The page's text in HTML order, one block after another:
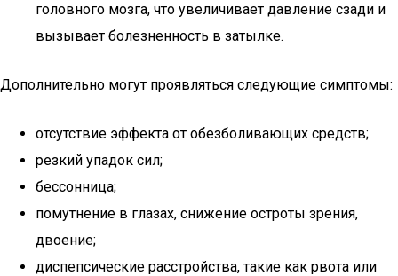
головного мозга, что увеличивает давление сзади и
вызывает болезненность в затылке.
Дополнительно могут проявляться следующие симптомы:
отсутствие эффекта от обезболивающих средств;
резкий упадок сил;
бессонница;
помутнение в глазах, снижение остроты зрения,
двоение;
диспепсические расстройства, такие как рвота или